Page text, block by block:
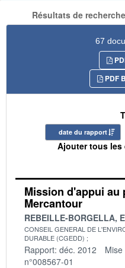
Résultats de
67
PDF
date du rapport
Ajouter tous les
Mission d'appui au
Mercantour
REBEILLE-BORGELLA,
CONSEIL GENERAL DE
DURABLE (CGEDD)
Rapport: déc. 2012
n°008567-01